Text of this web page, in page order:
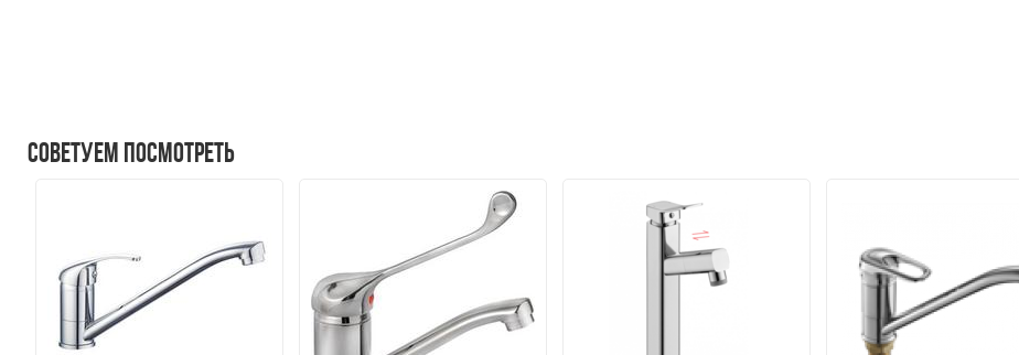
Советуем посмотреть